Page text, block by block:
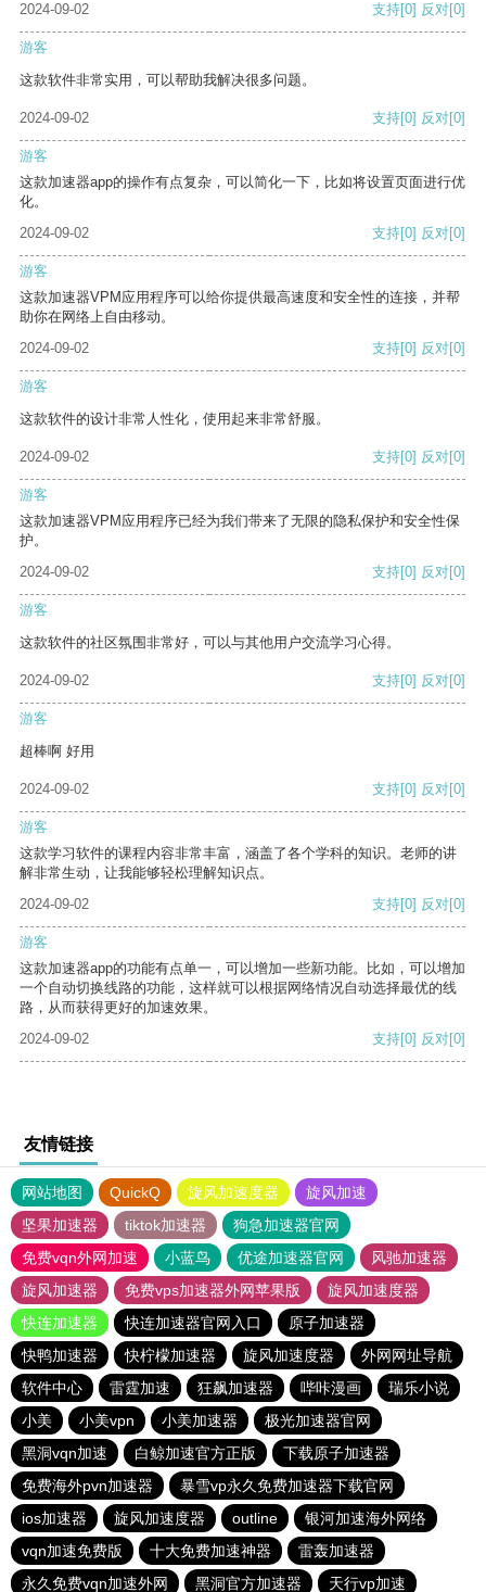
2024-09-02 支持[0] 反对[0]
游客
这款软件非常实用，可以帮助我解决很多问题。
2024-09-02 支持[0] 反对[0]
游客
这款加速器app的操作有点复杂，可以简化一下，比如将设置页面进行优
化。
2024-09-02
支持[0] 反对[0]
游客
这款加速器VPM应用程序可以给你提供最高速度和安全性的连接，并帮
助你在网络上自由移动。
2024-09-02
支持[0] 反对[0]
游客
这款软件的设计非常人性化，使用起来非常舒服。
2024-09-02 支持[0] 反对[0]
游客
这款加速器VPM应用程序已经为我们带来了无限的隐私保护和安全性保
护。
2024-09-02
支持[0] 反对[0]
游客
这款软件的社区氛围非常好，可以与其他用户交流学习心得。
2024-09-02 支持[0] 反对[0]
游客
超棒啊 好用
2024-09-02 支持[0] 反对[0]
游客
这款学习软件的课程内容非常丰富，涵盖了各个学科的知识。老师的讲
解非常生动，让我能够轻松理解知识点。
2024-09-02
支持[0] 反对[0]
游客
这款加速器app的功能有点单一，可以增加一些新功能。比如，可以增加
一个自动切换线路的功能，这样就可以根据网络情况自动选择最优的线
路，从而获得更好的加速效果。
2024-09-02
支持[0] 反对[0]
友情链接
网站地图 QuickQ 旋风加速度器
旋风加速
坚果加速器
tiktok加速器
狗急加速器官网
免费vqn外网加速
小蓝鸟 优途加速器官网
风驰加速器
旋风加速器
免费vps加速器外网苹果版
旋风加速度器
快连加速器
快连加速器官网入口
原子加速器
快鸭加速器
快柠檬加速器 旋风加速度器
外网网址导航
软件中心
雷霆加速 狂飙加速器 哔咔漫画
瑞乐小说
小美
小美vpn 小美加速器
极光加速器官网
黑洞vqn加速
白鲸加速官方正版
下载原子加速器
免费海外pvn加速器
暴雪vp永久免费加速器下载官网
ios加速器
旋风加速度器 outline
银河加速海外网络
vqn加速免费版
十大免费加速神器
雷轰加速器
永久免费vqn加速外网
黑洞官方加速器 天行vp加速